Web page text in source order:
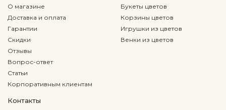
О магазине
Доставка и оплата
Гарантии
Скидки
Отзывы
Вопрос-ответ
Статьи
Корпоративным клиентам
Букеты цветов
Корзины цветов
Игрушки из цветов
Венки из цветов
Контакты